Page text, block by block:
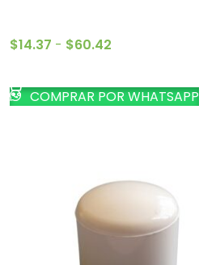
$14.37 - $60.42
COMPRAR POR WHATSAPP